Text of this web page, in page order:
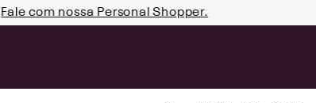
Fale com nossa Personal Shopper.